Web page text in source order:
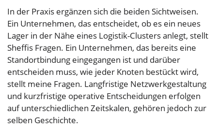
In der Praxis ergänzen sich die beiden Sichtweisen.
Ein Unternehmen, das entscheidet, ob es ein neues
Lager in der Nähe eines Logistik-Clusters anlegt, stellt
Sheffis Fragen. Ein Unternehmen, das bereits eine
Standortbindung eingegangen ist und darüber
entscheiden muss, wie jeder Knoten bestückt wird,
stellt meine Fragen. Langfristige Netzwerkgestaltung
und kurzfristige operative Entscheidungen erfolgen
auf unterschiedlichen Zeitskalen, gehören jedoch zur
selben Geschichte.